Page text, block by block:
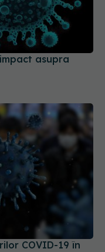
asupra
COVID-19 în